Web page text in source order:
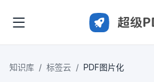
知识库 标签云 PDF图片化